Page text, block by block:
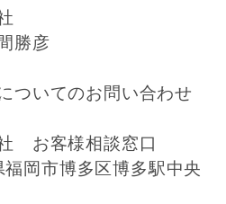
勝彦
ついてのお問い合わせ
お客様相談窓口
岡市博多区博多駅中央